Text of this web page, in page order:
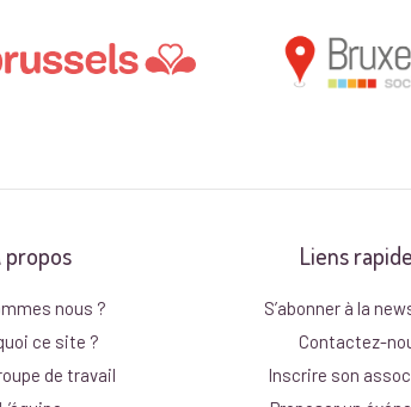
propos
nous ?
ce site ?
de travail
Liens
S’abonner à la
Contactez-
Inscrire son